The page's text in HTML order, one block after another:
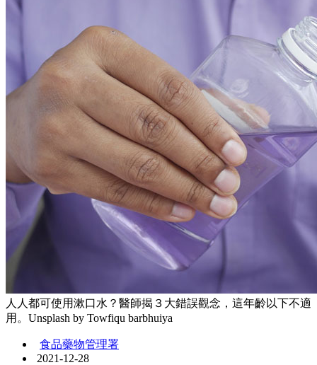
人人都可使用漱口水？醫師揭３大錯誤觀念，這年齡以下不適
用。Unsplash by Towfiqu barbhuiya
食品藥物管理署
2021-12-28